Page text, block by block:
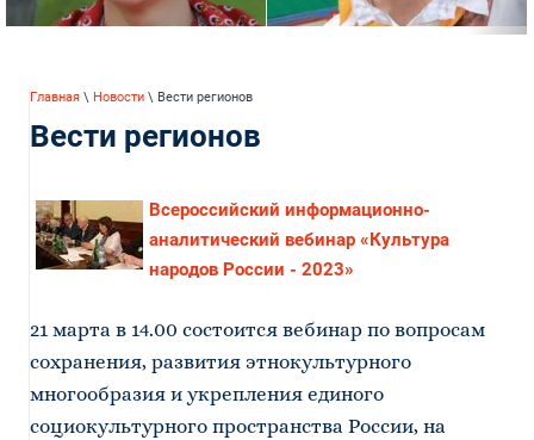
Главная \ Новости \ Вести регионов
Вести регионов
Всероссийский информационно-
аналитический вебинар «Культура
народов России - 2023»
21 марта в 14.00 состоится вебинар по вопросам
сохранения, развития этнокультурного
многообразия и укрепления единого
социокультурного пространства России, на